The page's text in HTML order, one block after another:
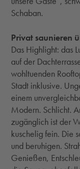
Schaban.
Privat saunieren
Das Highlight: das
auf der
wohltuenden
Stadt inklusive.
einem
Modern. Schlicht.
zugänglich ist der
kuschelig fein. Die
und beruhigen.
Genießen,